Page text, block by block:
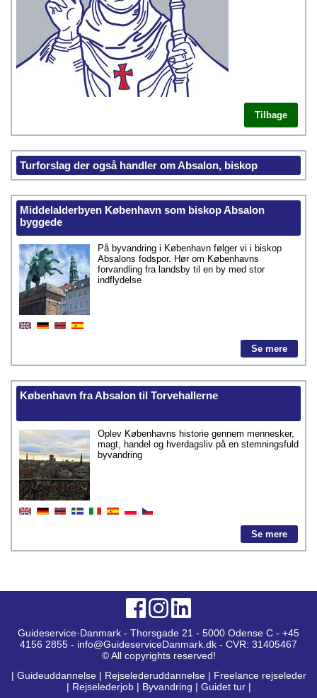
Tilbage
Turforslag der også handler om Absalon, biskop
Middelalderbyen København som biskop Absalon
byggede
På byvandring i København følger vi i biskop
Absalons fodspor. Hør om Københavns
forvandling fra landsby til en by med stor
indflydelse
Se mere
København fra Absalon til Torvehallerne
Oplev Københavns historie gennem mennesker,
magt, handel og hverdagsliv på en stemningsfuld
byvandring
Se mere
Guideservice·Danmark - Thorsgade 21 - 5000 Odense C - +45
4156 2855 - info@GuideserviceDanmark.dk - CVR: 31405467
© All copyrights reserved!
| Guideuddannelse | Rejselederuddannelse | Freelance rejseleder
| Rejselederjob| Byvandring | Guidet tur|